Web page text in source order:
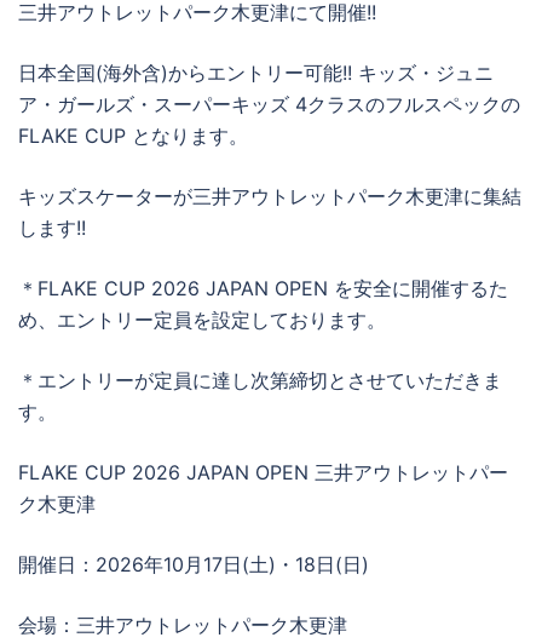
三井アウトレットパーク木更津にて開催!!
日本全国(海外含)からエントリー可能!! キッズ・ジュニ
ア・ガールズ・スーパーキッズ 4クラスのフルスペックの
FLAKE CUP となります。
キッズスケーターが三井アウトレットパーク木更津に集結
します!!
＊FLAKE CUP 2026 JAPAN OPEN を安全に開催するた
め、エントリー定員を設定しております。
＊エントリーが定員に達し次第締切とさせていただきま
す。
FLAKE CUP 2026 JAPAN OPEN 三井アウトレットパー
ク木更津
開催日：2026年10月17日(土)・18日(日)
会場：三井アウトレットパーク木更津